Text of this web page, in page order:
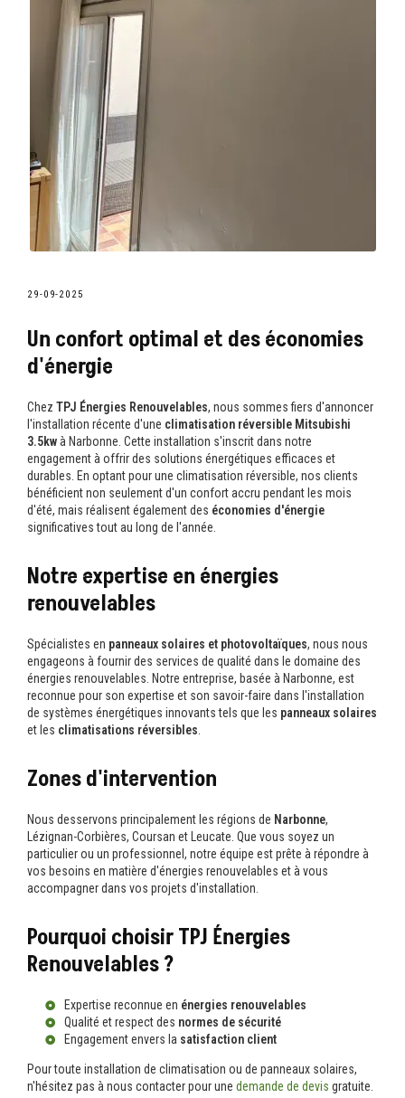
29-09-2025
Un confort optimal et des économies
d'énergie
Chez TPJ Énergies Renouvelables, nous sommes fiers d'annoncer
l'installation récente d'une climatisation réversible Mitsubishi
3.5kwà Narbonne. Cette installation s'inscrit dans notre
engagement à offrir des solutions énergétiques efficaces et
durables. En optant pour une climatisation réversible, nos clients
bénéficient non seulement d'un confort accru pendant les mois
d'été, mais réalisent également des économies d'énergie
significatives tout au long de l'année.
Notre expertise en énergies
renouvelables
Spécialistes en panneaux solaires et photovoltaïques, nous nous
engageons à fournir des services de qualité dans le domaine des
énergies renouvelables. Notre entreprise, basée à Narbonne, est
reconnue pour son expertise et son savoir-faire dans l'installation
de systèmes énergétiques innovants tels que les panneaux solaires
et les climatisations réversibles
Zones d'intervention
Nous desservons principalement les régions de Narbonne,
Lézignan-Corbières, Coursan et Leucate. Que vous soyez un
particulier ou un professionnel, notre équipe est prête à répondre à
vos besoins en matière d'énergies renouvelables et à vous
accompagner dans vos projets d'installation.
Pourquoi choisir TPJ Énergies
Renouvelables ?
Expertise reconnue en énergies renouvelables
Qualité et respect des normes de sécurité
Engagement envers la satisfaction client
Pour toute installation de climatisation ou de panneaux solaires,
n'hésitez pas à nous contacter pour une demande de devis gratuite.